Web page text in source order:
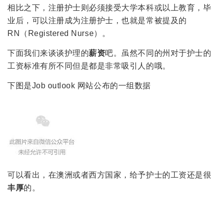
相比之下，注册护士则必须接受大学本科或以上教育，毕
业后，可以注册成为注册护士，也就是常被提及的
RN（Registered Nurse）。
下面我们来谈谈护理的薪资吧。虽然不同的州对于护士的
工资标准有所不同但是都是非常吸引人的哦。
下图是Job outlook 网站公布的一组数据
可以看出，在澳洲或者西方国家，给予护士的工资还是很
丰厚的。